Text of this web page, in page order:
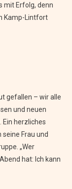
mit Erfolg, denn
Kamp-Lintfort
gefallen – wir alle
und neuen
Ein herzliches
seine Frau und
„Wer
hat: Ich kann